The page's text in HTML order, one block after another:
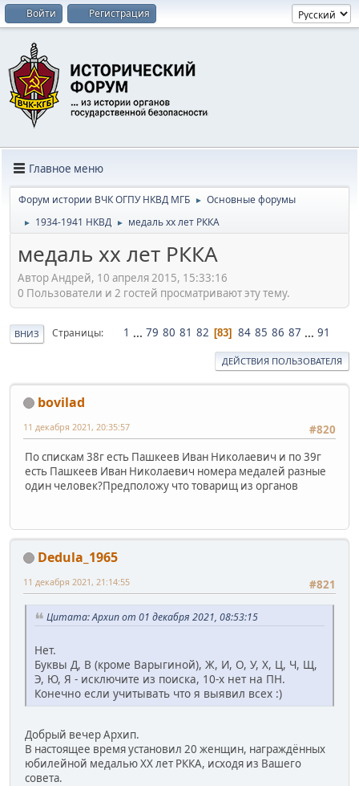
Войти Регистрация
Главное меню
Форум истории ВЧК ОГПУ НКВД МГБ ► Основные форумы
► 1934-1941 НКВД ► медаль хх лет РККА
медаль хх лет РККА
Автор Андрей, 10 апреля 2015, 15:33:16
0 Пользователи и 2 гостей просматривают эту тему.
ВНИЗ Страницы 1 ... 79 80 81 82 83 84 85 86 87 ... 91
ДЕЙСТВИЯ ПОЛЬЗОВАТЕЛЯ
bovilad
#820
11 декабря 2021, 20:35:57
По спискам 38г есть Пашкеев Иван Николаевич и по 39г
есть Пашкеев Иван Николаевич номера медалей разные
один человек?Предположу что товарищ из органов
Dedula_1965
#821
11 декабря 2021, 21:14:55
Цитата: Архип от 01 декабря 2021, 08:53:15
Нет.
Буквы Д, В (кроме Варыгиной), Ж, И, О, У, Х, Ц, Ч, Щ,
Э, Ю, Я - исключите из поиска, 10-х нет на ПН.
Конечно если учитывать что я выявил всех :)
Добрый вечер Архип.
В настоящее время установил 20 женщин, награждённых
юбилейной медалью ХХ лет РККА, исходя из Вашего
совета.